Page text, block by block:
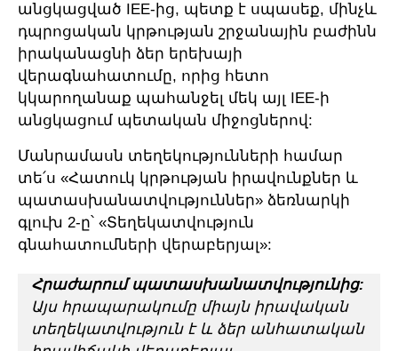
անցկացված IEE-ից, պետք է սպասեք, մինչև
դպրոցական կրթության շրջանային բաժինն
իրականացնի ձեր երեխայի
վերագնահատումը, որից հետո
կկարողանաք պահանջել մեկ այլ IEE-ի
անցկացում պետական միջոցներով:
Մանրամասն տեղեկությունների համար
տե՛ս «Հատուկ կրթության իրավունքներ և
պատասխանատվություններ» ձեռնարկի
գլուխ 2-ը՝ «Տեղեկատվություն
գնահատումների վերաբերյալ»:
Հրաժարում պատասխանատվությունից:
Այս հրապարակումը միայն իրավական
տեղեկատվություն է և ձեր անհատական